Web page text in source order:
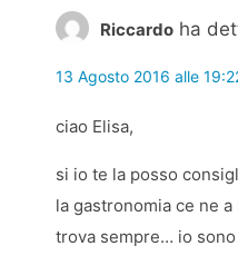
Riccardo ha
13 Agosto 2016 alle
ciao Elisa,
si io te la posso
la gastronomia ce ne
trova sempre… io sono